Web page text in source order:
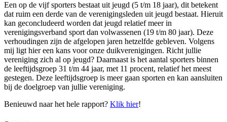
Een op de vijf sporters bestaat uit jeugd (5 t/m 18 jaar), dit betekent
dat ruim een derde van de verenigingsleden uit jeugd bestaat. Hieruit
kan geconcludeerd worden dat jeugd relatief meer in
verenigingsverband sport dan volwassenen (19 t/m 80 jaar). Deze
verhoudingen zijn de afgelopen jaren hetzelfde gebleven. Volgens
mij ligt hier een kans voor onze duikverenigingen. Richt jullie
vereniging zich al op jeugd? Daarnaast is het aantal sporters binnen
de leeftijdsgroep 31 t/m 44 jaar, met 11 procent, relatief het meest
gestegen. Deze leeftijdsgroep is meer gaan sporten en kan aansluiten
bij de doelgroep van jullie vereniging.
Benieuwd naar het hele rapport? Klik hier!